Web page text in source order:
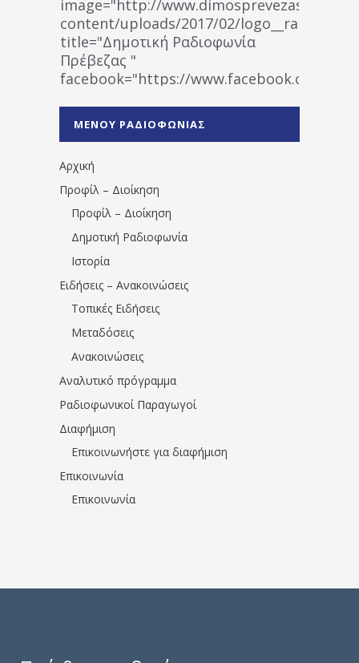
image="http://www.dimosprevezas.gr/wp-
content/uploads/2017/02/
title="Δημοτική Ραδιοφωνία
Πρέβεζας "
facebook="https://www.facebook.com/
1531194763766854/" artist="" ]
ΜΕΝΟΥ ΡΑΔΙΟΦΩΝΙΑΣ
Αρχική
Προφίλ – Διοίκηση
Προφίλ – Διοίκηση
Δημοτική Ραδιοφωνία
Ιστορία
Ειδήσεις – Ανακοινώσεις
Τοπικές Ειδήσεις
Μεταδόσεις
Ανακοινώσεις
Αναλυτικό πρόγραμμα
Ραδιοφωνικοί Παραγωγοί
Διαφήμιση
Επικοινωνήστε για διαφήμιση
Επικοινωνία
Επικοινωνία